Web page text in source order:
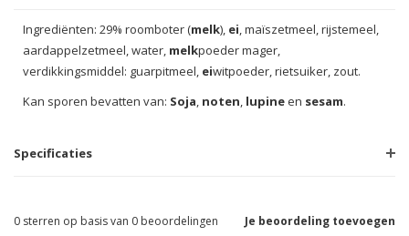
Ingrediënten: 29% roomboter (melk), ei, maïszetmeel, rijstemeel,
aardappelzetmeel, water, melkpoeder mager,
verdikkingsmiddel: guarpitmeel, eiwitpoeder, rietsuiker, zout.
Kan sporen bevatten van: Soja, noten, lupineen sesam.
Specificaties
Je beoordeling toevoegen
0 sterren op basis van 0 beoordelingen